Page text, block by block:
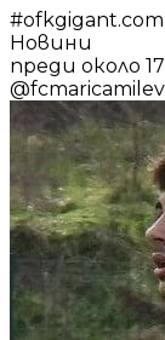
#ofkgigant.com
Новини
преди около
@